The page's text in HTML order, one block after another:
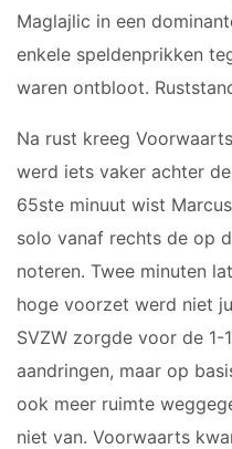
Maglajlic in een
enkele speldenprikken
waren ontbloot.
Na rust kreeg
werd iets vaker achter
65ste minuut wist
solo vanaf rechts de op
noteren. Twee minuten
hoge voorzet werd niet
SVZW zorgde voor de 1-
aandringen, maar op
ook meer ruimte
niet van. Voorwaarts